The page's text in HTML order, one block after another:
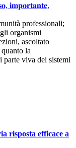
professionali;
organismi
ascoltato
la
parte viva dei sistemi
risposta efficace a